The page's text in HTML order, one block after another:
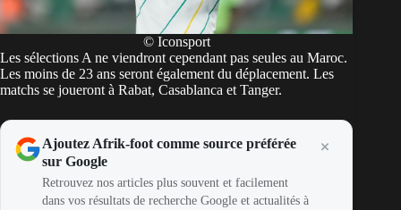
© Iconsport
Les sélections A ne viendront cependant pas seules au Maroc.
Les moins de 23 ans seront également du déplacement. Les
matchs se joueront à Rabat, Casablanca et Tanger.
Ajoutez Afrik-foot comme source préférée
sur Google
Retrouvez nos articles plus souvent et facilement
dans vos résultats de recherche Google et actualités à